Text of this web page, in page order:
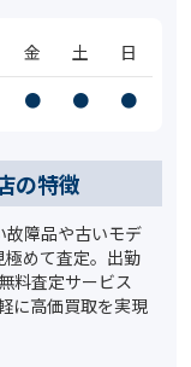
金 土
日
● ● ●
の特徴
故障品や古いモデ
めて査定。出勤
料査定サービス
に高価買取を実現